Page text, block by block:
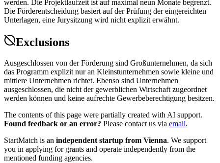
werden. Die Projektlaufzeit ist auf maximal neun Monate begrenzt.
Die Förderentscheidung basiert auf der Prüfung der eingereichten
Unterlagen, eine Jurysitzung wird nicht explizit erwähnt.
Exclusions
Ausgeschlossen von der Förderung sind Großunternehmen, da sich
das Programm explizit nur an Kleinstunternehmen sowie kleine und
mittlere Unternehmen richtet. Ebenso sind Unternehmen
ausgeschlossen, die nicht der gewerblichen Wirtschaft zugeordnet
werden können und keine aufrechte Gewerbeberechtigung besitzen.
The contents of this page were partially created with AI support.
Found feedback or an error? Please contact us via email.
StartMatch is an independent startup from Vienna. We support
you in applying for grants and operate independently from the
mentioned funding agencies.